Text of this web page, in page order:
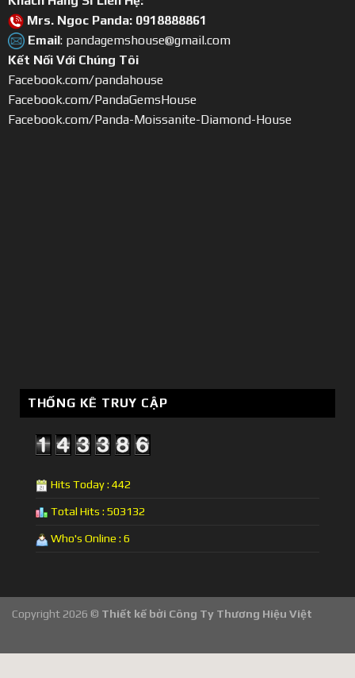
Mrs. Ngoc Panda: 0918888861
Email: pandagemshouse@gmail.com
Kết Nối Với Chúng Tôi
Facebook.com/pandahouse
Facebook.com/PandaGemsHouse
Facebook.com/Panda-Moissanite-Diamond-House
THỐNG KÊ TRUY CẬP
Hits Today : 442
Total Hits : 503132
Who's Online : 6
Copyright 2026 © Thiết kế bởi Công Ty Thương Hiệu Việt